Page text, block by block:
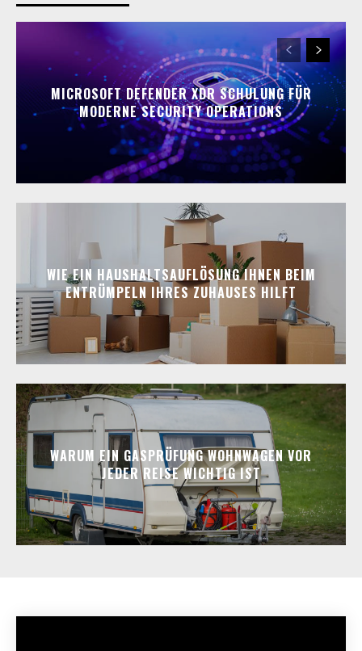
MICROSOFT DEFENDER XDR SCHULUNG FÜR
MODERNE SECURITY OPERATIONS
WIE EIN HAUSHALTSAUFLÖSUNG IHNEN BEIM
ENTRÜMPELN IHRES ZUHAUSES HILFT
WARUM EIN GASPRÜFUNG WOHNWAGEN VOR
JEDER REISE WICHTIG IST